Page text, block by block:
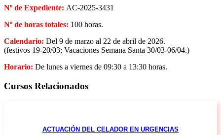
Nº de Expediente: AC-2025-3431
Nº de horas totales: 100 horas.
Calendario: Del 9 de marzo al 22 de abril de 2026.
(festivos 19-20/03; Vacaciones Semana Santa 30/03-06/04.)
Horario: De lunes a viernes de 09:30 a 13:30 horas.
Cursos Relacionados
ACTUACIÓN DEL CELADOR EN URGENCIAS